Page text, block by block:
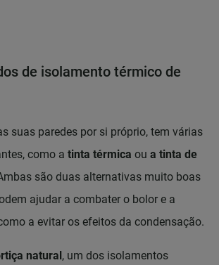
de isolamento térmico de
suas paredes por si próprio, tem várias
como a tinta térmica ou a tinta de
são duas alternativas muito boas
ajudar a combater o bolor e a
a evitar os efeitos da condensação.
natural, um dos isolamentos